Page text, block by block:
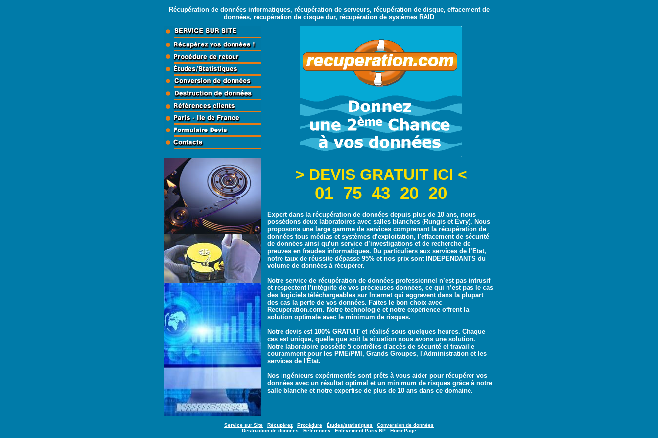
Récupération de données informatiques, récupération de serveurs, récupération de disque, effacement de
données, récupération de disque dur, récupération de systèmes RAID
> DEVIS GRATUIT ICI <
01 75 43 20 20
Expert dans la récupération de données depuis plus de 10 ans, nous
possédons deux laboratoires avec salles blanches (Rungis et Evry). Nous
proposons une large gamme de services comprenant la récupération de
données tous médias et systèmes d’exploitation, l'effacement de sécurité
de données ainsi qu’un service d’investigations et de recherche de
preuves en fraudes informatiques. Du particuliers aux services de l’Etat,
notre taux de réussite dépasse 95% et nos prix sont INDEPENDANTS du
volume de données à récupérer.
Notre service de récupération de données professionnel n’est pas intrusif
et respectent l’intégrité de vos précieuses données, ce qui n’est pas le cas
des logiciels téléchargeables sur Internet qui aggravent dans la plupart
des cas la perte de vos données. Faites le bon choix avec
Recuperation.com. Notre technologie et notre expérience offrent la
solution optimale avec le minimum de risques.
Notre devis est 100% GRATUIT et réalisé sous quelques heures. Chaque
cas est unique, quelle que soit la situation nous avons une solution.
Notre laboratoire possède 5 contrôles d'accès de sécurité et travaille
couramment pour les PME/PMI, Grands Groupes, l'Administration et les
services de l'État.
Nos ingénieurs expérimentés sont prêts à vous aider pour récupérer vos
données avec un résultat optimal et un minimum de risques grâce à notre
salle blanche et notre expertise de plus de 10 ans dans ce domaine.
Service sur Site Récupérez Procédure Études/statistiques
Conversion de données
Destruction de données
Références Enlèvement Paris RP HomePage